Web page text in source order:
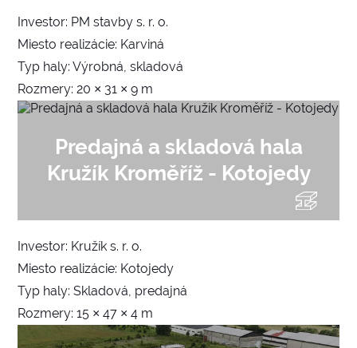
Investor: PM stavby s. r. o.
Miesto realizácie: Karviná
Typ haly: Výrobná, skladová
Rozmery: 20 × 31 × 9 m
Predajná a skladová hala
Kružík Kroměříž - Kotojedy
Investor: Kružík s. r. o.
Miesto realizácie: Kotojedy
Typ haly: Skladová, predajná
Rozmery: 15 × 47 × 4 m